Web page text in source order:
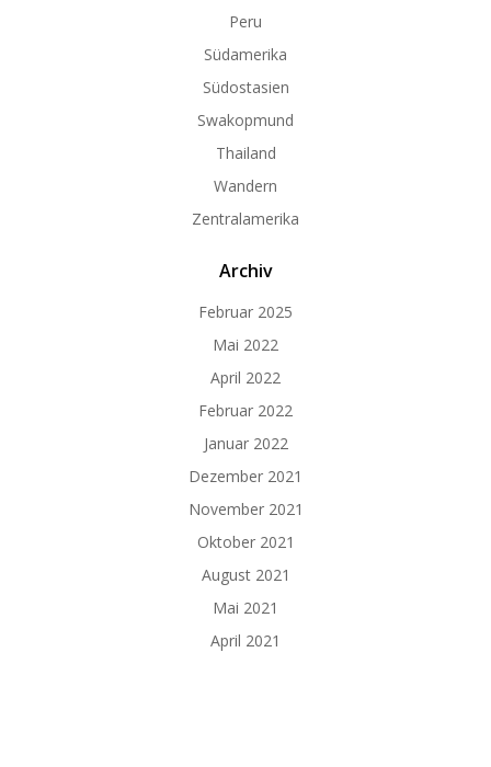
Peru
Südamerika
Südostasien
Swakopmund
Thailand
Wandern
Zentralamerika
Archiv
Februar 2025
Mai 2022
April 2022
Februar 2022
Januar 2022
Dezember 2021
November 2021
Oktober 2021
August 2021
Mai 2021
April 2021